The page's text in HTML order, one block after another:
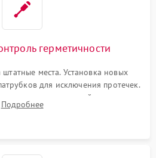
герметичности
места. Установка новых
для исключения протечек.
гидравлической системы,
датчика поплавка.
Подробнее